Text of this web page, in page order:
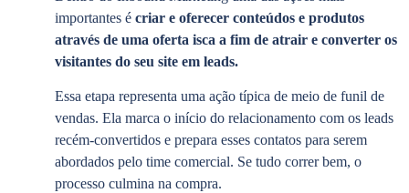
importantes é criar e oferecer conteúdos e produtos
através de uma oferta isca a fim de atrair e converter os
visitantes do seu site em leads.
Essa etapa representa uma ação típica de meio de funil de
vendas. Ela marca o início do relacionamento com os leads
recém-convertidos e prepara esses contatos para serem
abordados pelo time comercial. Se tudo correr bem, o
processo culmina na compra.